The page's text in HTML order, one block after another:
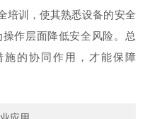
培训，使其熟悉设备的安全
作层面降低安全风险。总
的协同作用，才能保障